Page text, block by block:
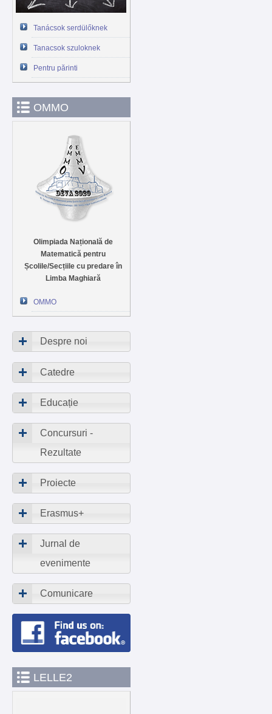
Tanácsok serdülőknek
Tanacsok szuloknek
Pentru părinti
OMMO
Olimpiada Națională de
Matematică pentru
Școlile/Secțiile cu predare în
Limba Maghiară
OMMO
Despre noi
Catedre
Educație
Concursuri -
Rezultate
Proiecte
Erasmus+
Jurnal de
evenimente
Comunicare
LELLE2